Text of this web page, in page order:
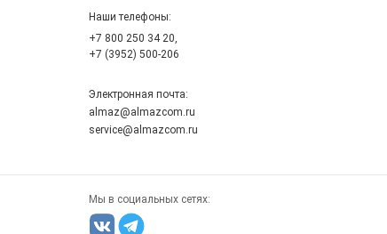
Наши телефоны:
+7 800 250 34 20,
+7 (3952) 500-206
Электронная почта:
almaz@almazcom.ru
service@almazcom.ru
Мы в социальных сетях: